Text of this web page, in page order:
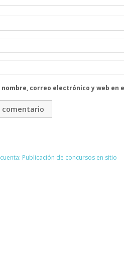
nombre, correo electrónico y web
Publicación de concursos en sitio